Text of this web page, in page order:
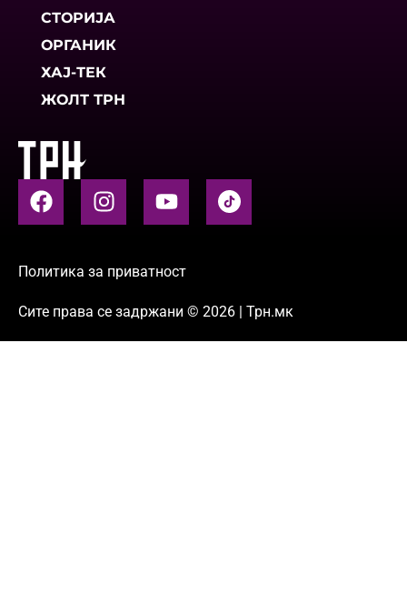
СТОРИЈА
ОРГАНИК
ХАЈ-ТЕК
ЖОЛТ ТРН
Политика за приватност
Сите права се задржани © 2026 | Трн.мк